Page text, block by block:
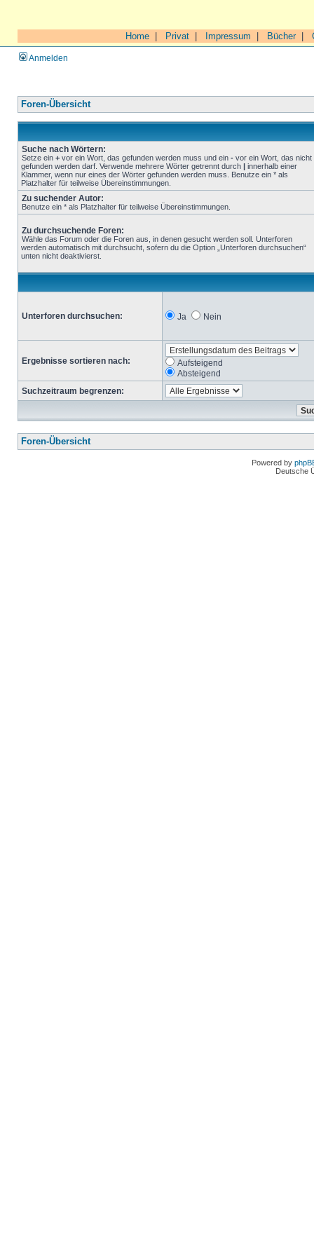
Home Privat Impressum Bücher|
Anmelden
Foren-Übersicht
Suche nach Wörtern:
Setze ein + vor ein Wort, das gefunden werden muss und ein - vor ein Wort, das nicht
gefunden werden darf. Verwende mehrere Wörter getrennt durch | innerhalb einer
Klammer, wenn nur eines der Wörter gefunden werden muss. Benutze ein * als
Platzhalter für teilweise Übereinstimmungen.
Zu suchender Autor:
Benutze ein * als Platzhalter für teilweise Übereinstimmungen.
Zu durchsuchende Foren:
Wähle das Forum oder die Foren aus, in denen gesucht werden soll. Unterforen
werden automatisch mit durchsucht, sofern du die Option „Unterforen durchsuchen“
unten nicht deaktivierst.
Unterforen durchsuchen: Ja Nein
Ergebnisse sortieren nach:
Aufsteigend
Absteigend
Suchzeitraum begrenzen:
Foren-Übersicht
Powered by
Deutsche